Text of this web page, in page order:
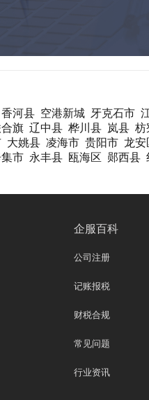
香河县 空港新城 牙克石市
旗 辽中县 桦川县 岚县 枋
大姚县 凌海市 贵阳市 龙安
市 永丰县 瓯海区 郧西县
企服百科
公司注册
记账报税
财税合规
常见问题
行业资讯